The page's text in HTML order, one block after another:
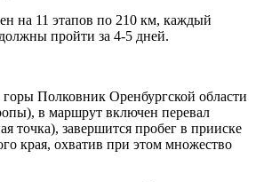
на 11 этапов по 210 км, каждый
пройти за 4-5 дней.
горы Полковник Оренбургской области
в маршрут включен перевал
точка), завершится пробег в прииске
края, охватив при этом множество